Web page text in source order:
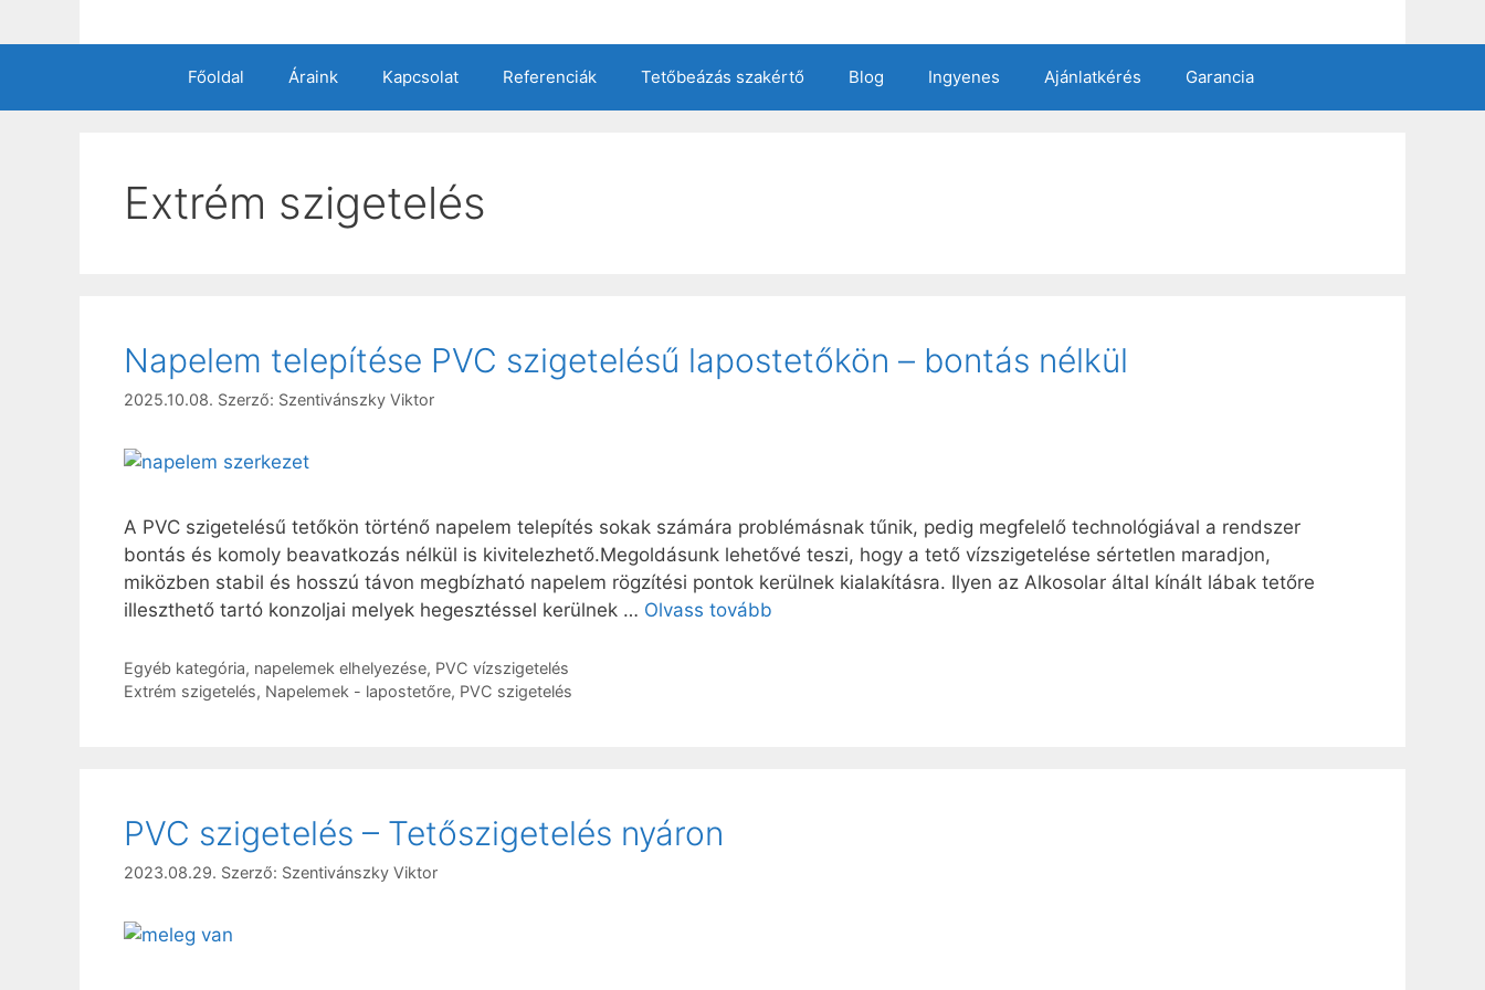
a
Főoldal Áraink Kapcsolat Referenciák Tetőbeázás szakértő Blog Ingyenes Ajánlatkérés Garancia
Extrém szigetelés
Napelem telepítése PVC szigetelésű lapostetőkön – bontás nélkül
2025.10.08. Szerző: Szentivánszky Viktor
A PVC szigetelésű tetőkön történő napelem telepítés sokak számára problémásnak tűnik, pedig megfelelő technológiával a rendszer
bontás és komoly beavatkozás nélkül is kivitelezhető.Megoldásunk lehetővé teszi, hogy a tető vízszigetelése sértetlen maradjon,
miközben stabil és hosszú távon megbízható napelem rögzítési pontok kerülnek kialakításra. Ilyen az Alkosolar által kínált lábak tetőre
illeszthető tartó konzoljai melyek hegesztéssel kerülnek … Olvass tovább
Kategória
Egyéb kategória, napelemek elhelyezése, PVC vízszigetelés
Címkék
Extrém szigetelés, Napelemek - lapostetőre, PVC szigetelés
PVC szigetelés – Tetőszigetelés nyáron
2023.08.29. Szerző: Szentivánszky Viktor